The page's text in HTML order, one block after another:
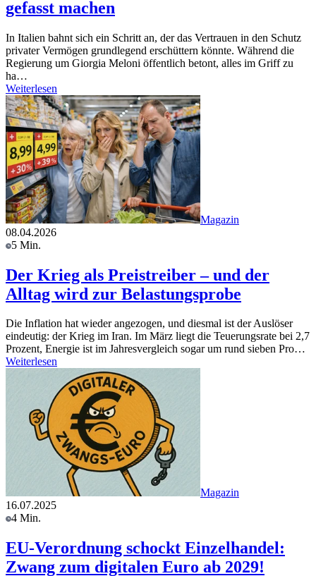
gefasst machen
In Italien bahnt sich ein Schritt an, der das Vertrauen in den Schutz
privater Vermögen grundlegend erschüttern könnte. Während die
Regierung um Giorgia Meloni öffentlich betont, alles im Griff zu
ha…
Weiterlesen
Magazin
08.04.2026
5 Min.
Der Krieg als Preistreiber – und der
Alltag wird zur Belastungsprobe
Die Inflation hat wieder angezogen, und diesmal ist der Auslöser
eindeutig: der Krieg im Iran. Im März liegt die Teuerungsrate bei 2,7
Prozent, Energie ist im Jahresvergleich sogar um rund sieben Pro…
Weiterlesen
Magazin
16.07.2025
4 Min.
EU-Verordnung schockt Einzelhandel:
Zwang zum digitalen Euro ab 2029!